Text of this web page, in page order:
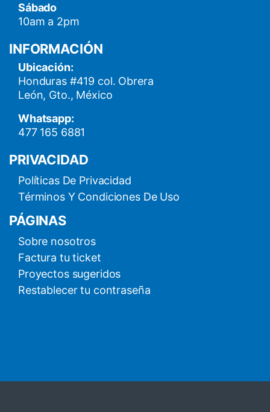
Sábado
10am a 2pm
INFORMACIÓN
Ubicación:
Honduras #419 col. Obrera
León, Gto., México
Whatsapp:
477 165 6881
PRIVACIDAD
Políticas De Privacidad
Términos Y Condiciones De Uso
PÁGINAS
Sobre nosotros
Factura tu ticket
Proyectos sugeridos
Restablecer tu contraseña